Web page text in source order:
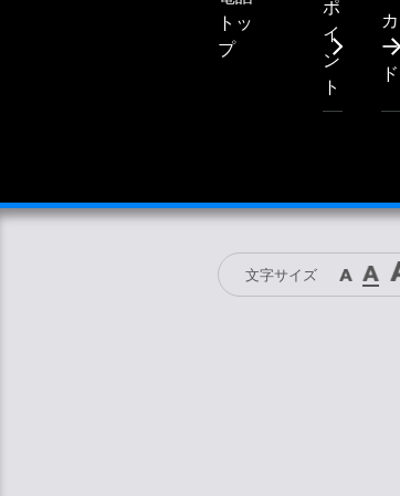
トッ
プ
ポ
イ
ン
ト
カ
ー
ド
文字サイズ